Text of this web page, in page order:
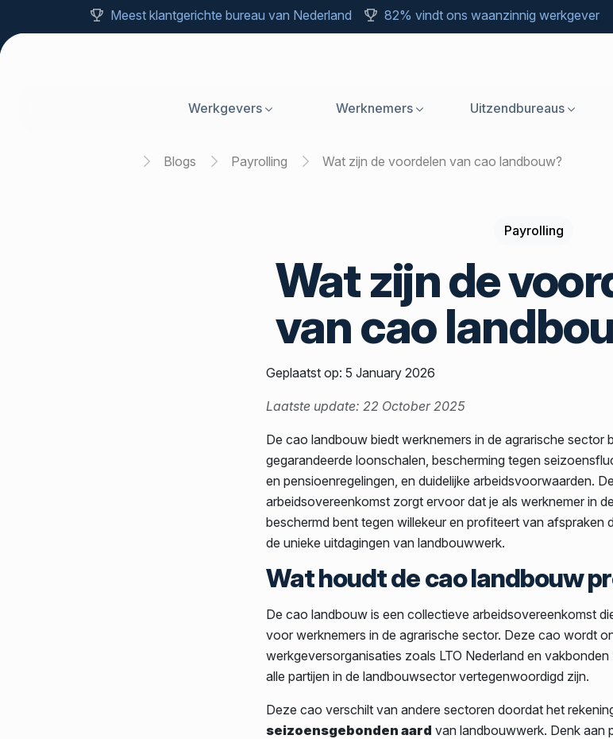
Meest klantgerichte bureau van Nederland 82% vindt ons waanzinnig werkgever
Werkgevers Werknemers Uitzendbureaus
Home Blogs Payrolling Wat zijn de voordelen van cao landbouw?
Payrolling
Wat zijn de
van cao
Geplaatst op: 5 January 2026
Laatste update: 22 October 2025
De cao landbouw biedt werknemers in de agrarische sector
gegarandeerde loonschalen, bescherming tegen
en pensioenregelingen, en duidelijke arbeidsvoorwaarden.
arbeidsovereenkomst zorgt ervoor dat je als werknemer in de
beschermd bent tegen willekeur en profiteert van afspraken
de unieke uitdagingen van landbouwwerk.
Wat houdt de cao landbouw
De cao landbouw is een collectieve arbeidsovereenkomst
voor werknemers in de agrarische sector. Deze cao wordt
werkgeversorganisaties zoals LTO Nederland en
alle partijen in de landbouwsector vertegenwoordigd zijn.
Deze cao verschilt van andere sectoren doordat het
seizoensgebonden aard van landbouwwerk. Denk aan